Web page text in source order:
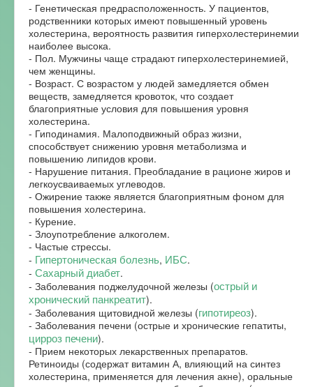
- Генетическая предрасположенность. У пациентов,
родственники которых имеют повышенный уровень
холестерина, вероятность развития гиперхолестеринемии
наиболее высока.
- Пол. Мужчины чаще страдают гиперхолестеринемией,
чем женщины.
- Возраст. С возрастом у людей замедляется обмен
веществ, замедляется кровоток, что создает
благоприятные условия для повышения уровня
холестерина.
- Гиподинамия. Малоподвижный образ жизни,
способствует снижению уровня метаболизма и
повышению липидов крови.
- Нарушение питания. Преобладание в рационе жиров и
легкоусваиваемых углеводов.
- Ожирение также является благоприятным фоном для
повышения холестерина.
- Курение.
- Злоупотребление алкоголем.
- Частые стрессы.
- Гипертоническая болезнь, ИБС.
- Сахарный диабет.
- Заболевания поджелудочной железы (острый и
хронический панкреатит).
- Заболевания щитовидной железы (гипотиреоз).
- Заболевания печени (острые и хронические гепатиты,
цирроз печени).
- Прием некоторых лекарственных препаратов.
Ретиноиды (содержат витамин А, влияющий на синтез
холестерина, применяется для лечения акне), оральные